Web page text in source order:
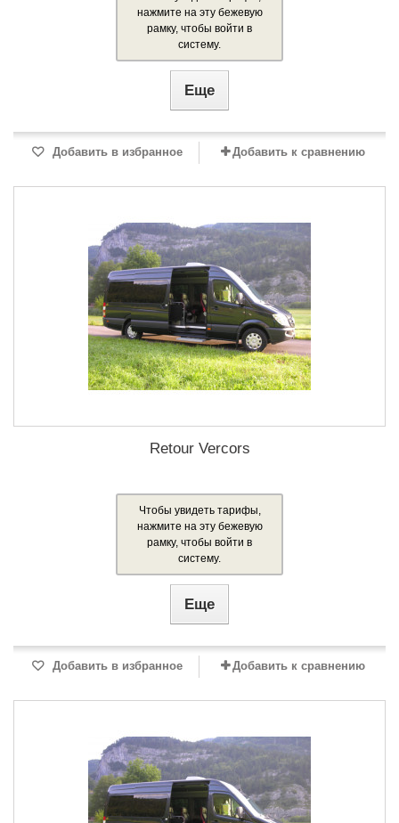
нажмите на эту бежевую
рамку, чтобы войти в
систему.
Еще
Добавить в избранное Добавить к сравнению
Retour Vercors
Чтобы увидеть тарифы,
нажмите на эту бежевую
рамку, чтобы войти в
систему.
Еще
Добавить в избранное Добавить к сравнению